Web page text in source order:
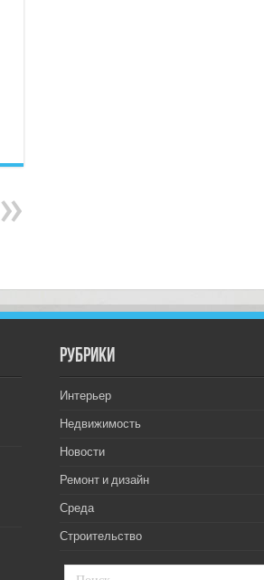
РУбрики
Интерьер
Недвижимость
Новости
Ремонт и дизайн
Среда
Строительство